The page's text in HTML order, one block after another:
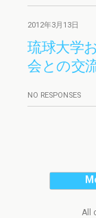
2012年3月13日
琉球大学
会との交
NO RESPONSES
All